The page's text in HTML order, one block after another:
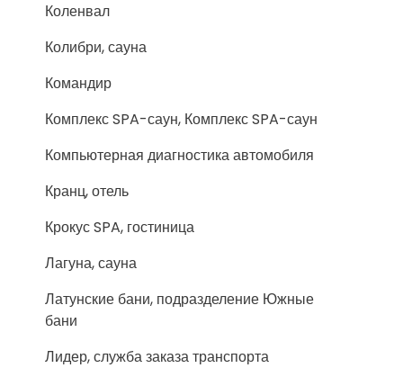
Коленвал
Колибри, сауна
Командир
Комплекс SPA-саун, Комплекс SPA-саун
Компьютерная диагностика автомобиля
Кранц, отель
Крокус SPA, гостиница
Лагуна, сауна
Латунские бани, подразделение Южные
бани
Лидер, служба заказа транспорта